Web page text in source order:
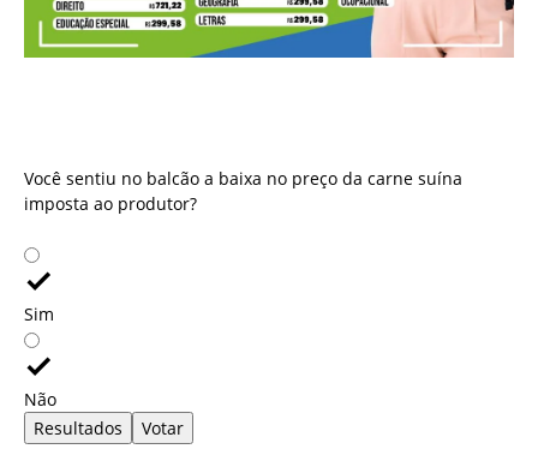
Você sentiu no balcão a baixa no preço da carne suína
imposta ao produtor?
Sim
Não
Resultados
Votar